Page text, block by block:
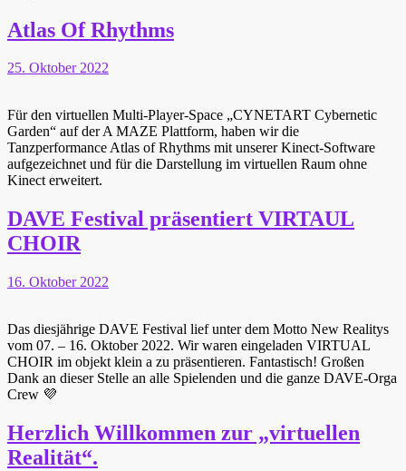
Atlas Of Rhythms
25. Oktober 2022
Für den virtuellen Multi-Player-Space „CYNETART Cybernetic
Garden“ auf der A MAZE Plattform, haben wir die
Tanzperformance Atlas of Rhythms mit unserer Kinect-Software
aufgezeichnet und für die Darstellung im virtuellen Raum ohne
Kinect erweitert.
DAVE Festival präsentiert VIRTAUL
CHOIR
16. Oktober 2022
Das diesjährige DAVE Festival lief unter dem Motto New Realitys
vom 07. – 16. Oktober 2022. Wir waren eingeladen VIRTUAL
CHOIR im objekt klein a zu präsentieren. Fantastisch! Großen
Dank an dieser Stelle an alle Spielenden und die ganze DAVE-Orga
Crew 💜
Herzlich Willkommen zur „virtuellen
Realität“.